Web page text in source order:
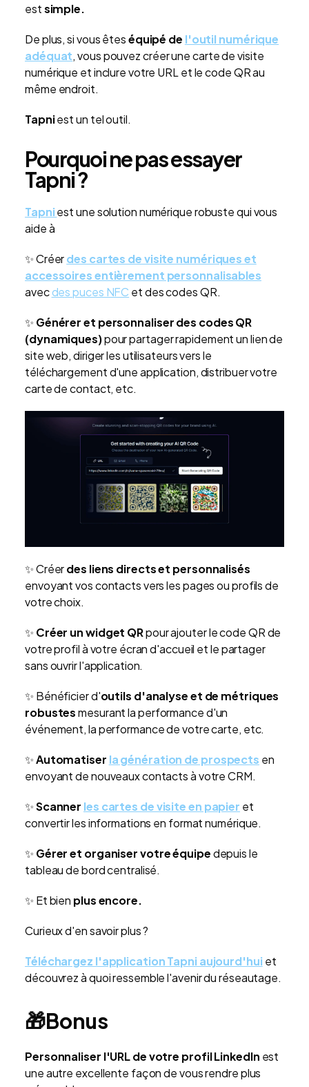
estsimple.
De plus, si vous êteséquipé de l'outil numérique
adéquat, vous pouvez créer une carte de visite
numérique et inclure votre URL et le code QR au
même endroit.
Tapniest un tel outil.
Pourquoi ne pas essayer
Tapni ?
Tapniest une solution numérique robuste qui vous
aide à
✨Créerdes cartes de visite numériques et
accessoires entièrement personnalisables
avecdes puces NFC et des codes QR.
✨ Générer et personnaliser des codes QR
(dynamiques)pour partager rapidement un lien de
site web, diriger les utilisateurs vers le
téléchargement d'une application, distribuer votre
carte de contact, etc.
✨Créerdes liens directs et personnalisés
envoyant vos contacts vers les pages ou profils de
votre choix.
✨ Créer un widget QRpour ajouter le code QR de
votre profil à votre écran d'accueil et le partager
sans ouvrir l'application.
✨ Bénéficier d'outils d'analyse et de métriques
robustesmesurant la performance d'un
événement, la performance de votre carte, etc.
✨Automatiser la génération de prospects en
envoyant de nouveaux contacts à votre CRM.
✨Scanner les cartes de visite en papier et
convertir les informations en format numérique.
✨ Gérer et organiser votre équipedepuis le
tableau de bord centralisé.
✨ Et bien plus encore.
Curieux d'en savoir plus ?
Téléchargez l'application Tapni aujourd'hui et
découvrez à quoi ressemble l'avenir du réseautage.
🎁Bonus
Personnaliser l'URL de votre profil LinkedIn est
une autre excellente façon de vous rendre plus